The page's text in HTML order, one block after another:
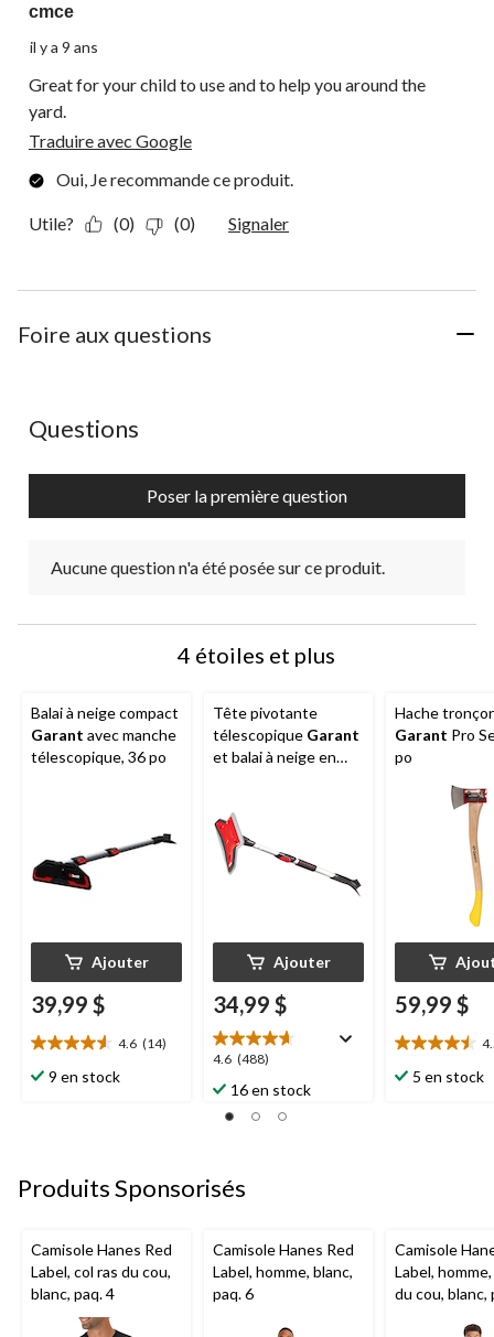
cmce
il y a 9 ans
Great for your child to use and to help you around the
yard.
Traduire avec Google
Oui, Je recommande ce produit.
Utile? (0) (0) Signaler
Foire aux questions
Aucune question n'a été posée sur ce produit.
Questions
Poser la première question
Aucune question n'a été posée sur ce produit.
4 étoiles et plus
Balai à neige compact
Garant avec manche
télescopique, 36 po
Ajouter
39,99 $
4.6 (14)
4.6
étoile(s)
9 en stock
Tête pivotante
télescopique Garant
et balai à neige en
grattoir, 52 po
Ajouter
34,99 $
4.6 (488)
4.6
étoile(s)
sur
5.
16 en stock
Hache
Garant Pro
po
59,99 $
4.5
étoile(s)
5 en stock
Produits Sponsorisés
Camisole Hanes Red
Label, col ras du cou,
blanc, paq. 4
Camisole Hanes Red
Label, homme, blanc,
paq. 6
Camisole
Label,
du cou, blanc,